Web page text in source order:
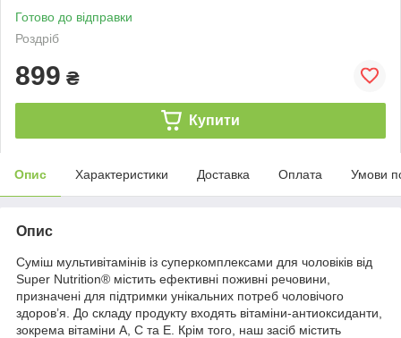
Готово до відправки
Роздріб
899 ₴
Купити
Опис Характеристики Доставка Оплата Умови
Опис
Суміш мультивітамінів із суперкомплексами для чоловіків від
Super Nutrition® містить ефективні поживні речовини,
призначені для підтримки унікальних потреб чоловічого
здоров’я. До складу продукту входять вітаміни-антиоксиданти,
зокрема вітаміни A, C та E. Крім того, наш засіб містить